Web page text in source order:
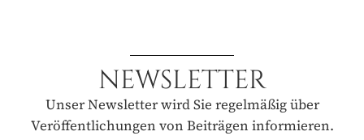
NEWSLETTER
Unser Newsletter wird Sie regelmäßig über
Veröffentlichungen von Beiträgen informieren.